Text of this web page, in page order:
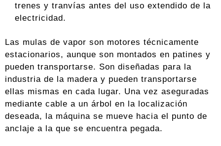
trenes y tranvías antes del uso extendido de la
electricidad.
Las mulas de vapor son motores técnicamente
estacionarios, aunque son montados en patines y
pueden transportarse. Son diseñadas para la
industria de la madera y pueden transportarse
ellas mismas en cada lugar. Una vez aseguradas
mediante cable a un árbol en la localización
deseada, la máquina se mueve hacia el punto de
anclaje a la que se encuentra pegada.